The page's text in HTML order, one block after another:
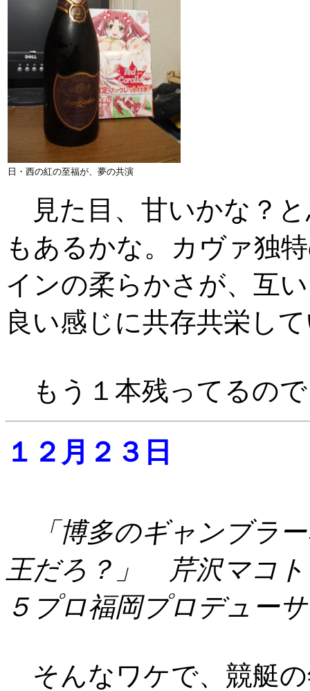
日・西の紅の至福が、夢の共演
見た目、甘いかな？
もあるかな。カヴァ独
インの柔らかさが、互
良い感じに共存共栄し
もう１本残ってるの
１２月２３日
「博多のギャンブラ
王だろ？」 芹沢マコト
５プロ福岡プロデュー
そんなワケで、競艇